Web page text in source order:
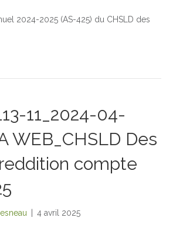
2024-2025 (AS-425) du CHSLD des
11_2024-04-
WEB_CHSLD Des
compte
4 avril 2025